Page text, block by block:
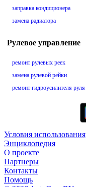
заправка кондиционера
замена радиатора
Рулевое управление
ремонт рулевых реек
замена рулевой рейки
ремонт гидроусилителя руля
Условия использования
Энциклопедия
О проекте
Партнеры
Контакты
Помощь